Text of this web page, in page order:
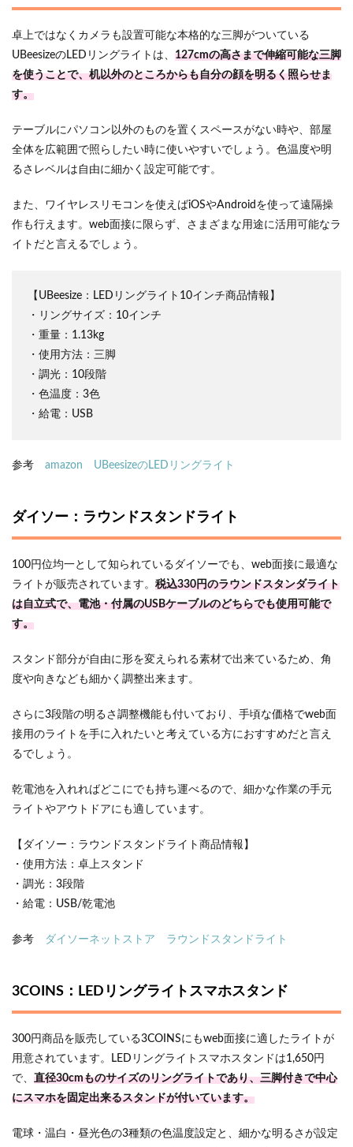
卓上ではなくカメラも設置可能な本格的な三脚がついている
UBeesizeのLEDリングライトは、 127cmの高さまで伸縮可能な三脚
を使うことで、机以外のところからも自分の顔を明るく照らせま
す。
テーブルにパソコン以外のものを置くスペースがない時や、部屋
全体を広範囲で照らしたい時に使いやすいでしょう。色温度や明
るさレベルは自由に細かく設定可能です。
また、ワイヤレスリモコンを使えばiOSやAndroidを使って遠隔操
作も行えます。web面接に限らず、さまざまな用途に活用可能なラ
イトだと言えるでしょう。
【UBeesize：LEDリングライト10インチ商品情報】
・リングサイズ：10インチ
・重量：1.13kg
・使用方法：三脚
・調光：10段階
・色温度：3色
・給電：USB
参考 amazon UBeesizeのLEDリングライト
ダイソー：ラウンドスタンドライト
100円位均一として知られているダイソーでも、web面接に最適な
ライトが販売されています。 税込330円のラウンドスタンダライト
は自立式で、電池・付属のUSBケーブルのどちらでも使用可能で
す。
スタンド部分が自由に形を変えられる素材で出来ているため、角
度や向きなども細かく調整出来ます。
さらに3段階の明るさ調整機能も付いており、手頃な価格でweb面
接用のライトを手に入れたいと考えている方におすすめだと言え
るでしょう。
乾電池を入れればどこにでも持ち運べるので、細かな作業の手元
ライトやアウトドアにも適しています。
【ダイソー：ラウンドスタンドライト商品情報】
・使用方法：卓上スタンド
・調光：3段階
・給電：USB/乾電池
参考 ダイソーネットストア ラウンドスタンドライト
3COINS：LEDリングライトスマホスタンド
300円商品を販売している3COINSにもweb面接に適したライトが
用意されています。LEDリングライトスマホスタンドは1,650円
で、 直径30cmものサイズのリングライトであり、三脚付きで中心
にスマホを固定出来るスタンドが付いています。
電球・温白・昼光色の3種類の色温度設定と、細かな明るさが設定